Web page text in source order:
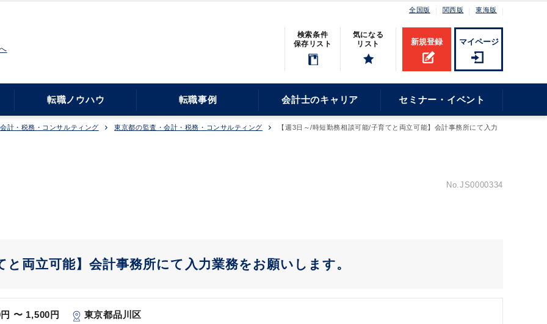
全国版 関西版 東海版
検索条件
保存リスト
気になる
リスト
新規登録 マイページ
転職ノウハウ 転職事例 会計士のキャリア セミナー・イベント
計・税務・コンサルティング 東京都の監査・会計・税務・コンサルティング 【週3日～/時短勤務相談可能/子育てと両立可能】会計事務所にて入力
No.JS0000334
両立可能】会計事務所にて入力業務をお願いします。
〜 1,500円 東京都品川区